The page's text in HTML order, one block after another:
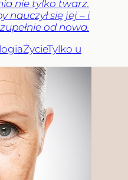
nie tylko twarz.
nauczył się jej – i
od nowa.
ŻycieTylko u